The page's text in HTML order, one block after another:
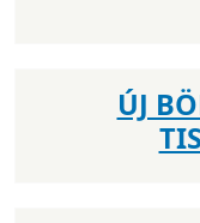
ÚJ